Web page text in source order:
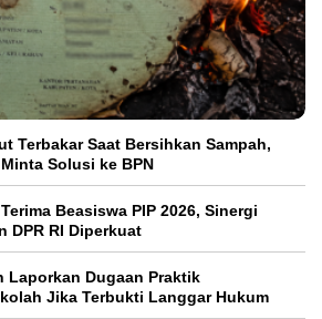
Terbakar Saat Bersihkan Sampah,
Solusi ke BPN
Beasiswa PIP 2026, Sinergi
DPR RI Diperkuat
Laporkan Dugaan Praktik
Jika Terbukti Langgar Hukum